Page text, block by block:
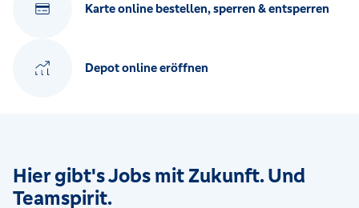
Karte online bestellen, sperren & entsperren
Depot online eröffnen
Hier gibt's Jobs mit Zukunft. Und
Teamspirit.